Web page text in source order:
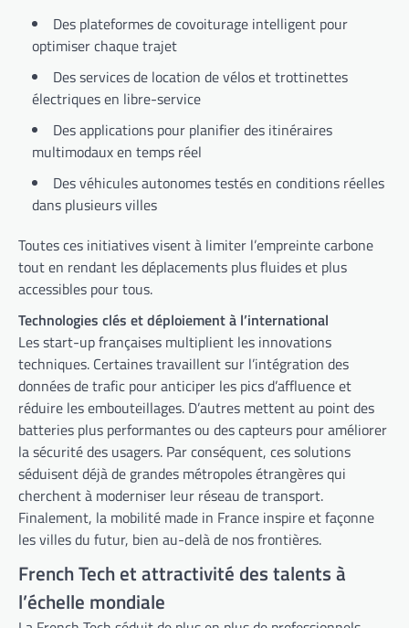
Des plateformes de covoiturage intelligent pour
optimiser chaque trajet
Des services de location de vélos et trottinettes
électriques en libre-service
Des applications pour planifier des itinéraires
multimodaux en temps réel
Des véhicules autonomes testés en conditions réelles
dans plusieurs villes
Toutes ces initiatives visent à limiter l’empreinte carbone
tout en rendant les déplacements plus fluides et plus
accessibles pour tous.
Technologies clés et déploiement à l’international
Les start-up françaises multiplient les innovations
techniques. Certaines travaillent sur l’intégration des
données de trafic pour anticiper les pics d’affluence et
réduire les embouteillages. D’autres mettent au point des
batteries plus performantes ou des capteurs pour améliorer
la sécurité des usagers. Par conséquent, ces solutions
séduisent déjà de grandes métropoles étrangères qui
cherchent à moderniser leur réseau de transport.
Finalement, la mobilité made in France inspire et façonne
les villes du futur, bien au-delà de nos frontières.
French Tech et attractivité des talents à
l’échelle mondiale